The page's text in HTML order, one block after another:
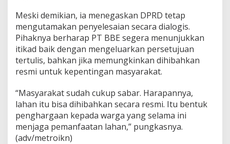
Meski demikian, ia menegaskan DPRD tetap
mengutamakan penyelesaian secara dialogis.
Pihaknya berharap PT BBE segera menunjukkan
itikad baik dengan mengeluarkan persetujuan
tertulis, bahkan jika memungkinkan dihibahkan
resmi untuk kepentingan masyarakat.
“Masyarakat sudah cukup sabar. Harapannya,
lahan itu bisa dihibahkan secara resmi. Itu bentuk
penghargaan kepada warga yang selama ini
menjaga pemanfaatan lahan,” pungkasnya.
(adv/metroikn)